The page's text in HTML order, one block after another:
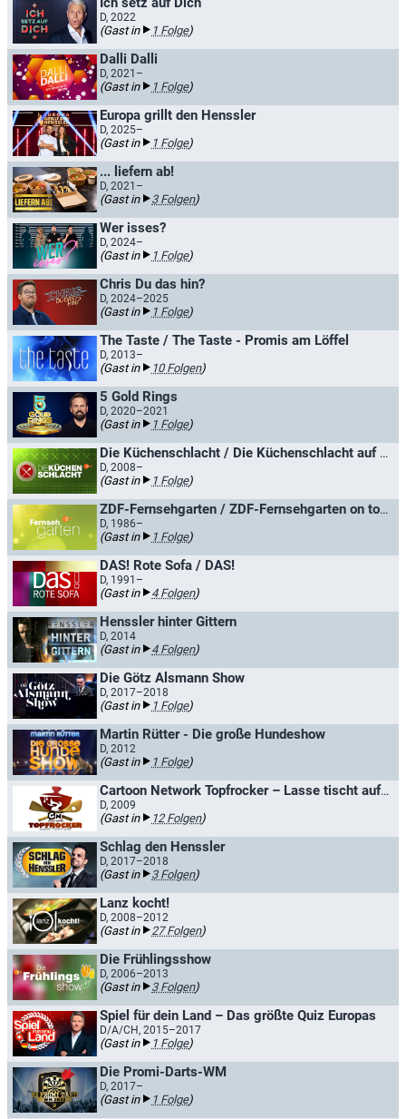
D, 2022
(Gast in 1 Folge)
Dalli Dalli
D, 2021–
(Gast in 1 Folge)
Europa grillt den Henssler
D, 2025–
(Gast in 1 Folge)
... liefern ab!
D, 2021–
(Gast in 3 Folgen)
Wer isses?
D, 2024–
(Gast in 1 Folge)
Chris Du das hin?
D, 2024–2025
(Gast in 1 Folge)
The Taste / The Taste - Promis am Löffel
D, 2013–
(Gast in 10 Folgen)
5 Gold Rings
D, 2020–2021
(Gast in 1 Folge)
Die Küchenschlacht / Die Küchenschlacht auf hoher See
D, 2008–
(Gast in 1 Folge)
ZDF-Fernsehgarten / ZDF-Fernsehgarten on tour
D, 1986–
(Gast in 1 Folge)
DAS! Rote Sofa / DAS!
D, 1991–
(Gast in 4 Folgen)
Henssler hinter Gittern
D, 2014
(Gast in 4 Folgen)
Die Götz Alsmann Show
D, 2017–2018
(Gast in 1 Folge)
Martin Rütter - Die große Hundeshow
D, 2012
(Gast in 1 Folge)
Cartoon Network Topfrocker – Lasse tischt auf / Topfrocker - Lasse tischt auf
D, 2009
(Gast in 12 Folgen)
Schlag den Henssler
D, 2017–2018
(Gast in 3 Folgen)
Lanz kocht!
D, 2008–2012
(Gast in 27 Folgen)
Die Frühlingsshow
D, 2006–2013
(Gast in 3 Folgen)
Spiel für dein Land – Das größte Quiz Europas
D/A/CH, 2015–2017
(Gast in 1 Folge)
Die Promi-Darts-WM
D, 2017–
(Gast in 1 Folge)